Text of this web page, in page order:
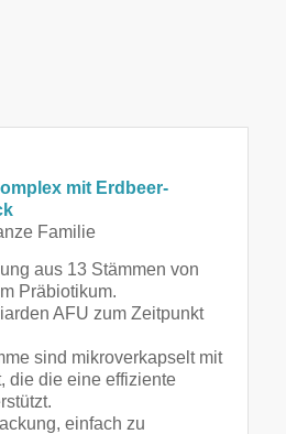
mit Erdbeer-
Familie
aus 13 Stämmen von
Präbiotikum.
AFU zum Zeitpunkt
sind mikroverkapselt mit
die die eine effiziente
einfach zu